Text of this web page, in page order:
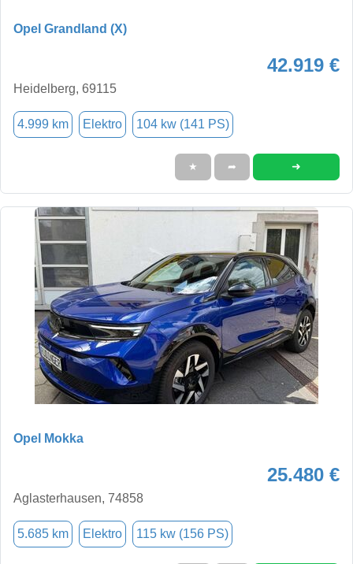
Opel Grandland (X)
42.919 €
Heidelberg, 69115
4.999 km Elektro 104 kw (141 PS)
★ ➦ ➜
Opel Mokka
25.480 €
Aglasterhausen, 74858
5.685 km Elektro 115 kw (156 PS)